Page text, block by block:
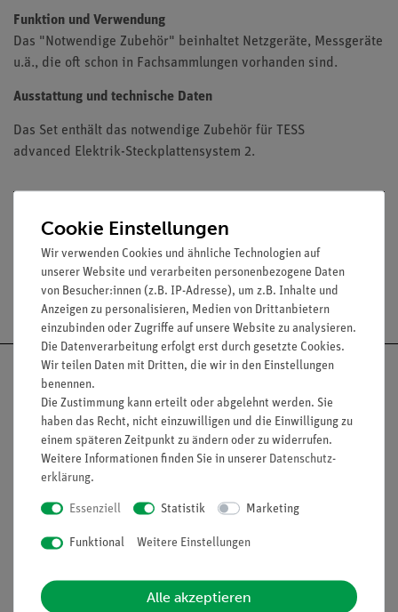
Funktion und Verwendung
Das "Notwendige Zubehör" beinhaltet Netzgeräte, Messgeräte
u.ä., die oft schon in Fachsammlungen vorhanden sind.
Ausstattung und technische Daten
Das Set enthält das notwendige Zubehör für TESS
advanced Elektrik-Steckplattensystem 2.
Lieferumfang
Versandkostenfrei ab 300,- €
Nach oben
Informationen
Projekte und Lösungen
Service
Beratung & Showroom
Cookie Einstellungen
Wir verwenden Cookies und ähnliche Technologien auf
unserer Website und verarbeiten personenbezogene Daten
von Besucher:innen (z.B. IP-Adresse), um z.B. Inhalte und
Anzeigen zu personalisieren, Medien von Drittanbietern
einzubinden oder Zugriffe auf unsere Website zu analysieren.
Die Datenverarbeitung erfolgt erst durch gesetzte Cookies.
Wir teilen Daten mit Dritten, die wir in den Einstellungen
benennen.
Die Zustimmung kann erteilt oder abgelehnt werden. Sie
haben das Recht, nicht einzuwilligen und die Einwilligung zu
einem späteren Zeitpunkt zu ändern oder zu widerrufen.
Weitere Informationen finden Sie in unserer Daten­schutz­
erklärung.
Essenziell Statistik Marketing
Funktional Weitere Einstellungen
Alle akzeptieren